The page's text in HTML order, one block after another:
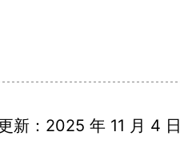
新：2025 年 11 月 4 日